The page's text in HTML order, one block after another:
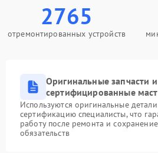
2765
отремонтированных устройств
Оригинальные запчасти и
сертифицированные
Используются оригинальные
сертификацию специалисты, что
работу после ремонта и
обязательств